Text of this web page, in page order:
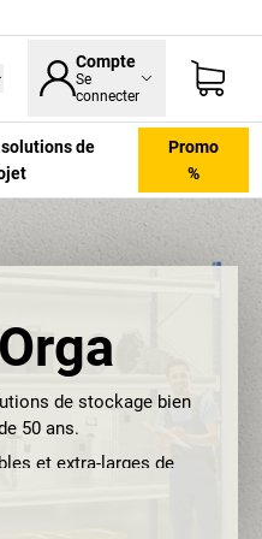
Compte
Se
connecter
de
Promo
%
de stockage bien
50 ans.
et extra-larges de
de manière